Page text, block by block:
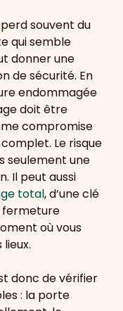
perd souvent du
qui semble
donner une
de sécurité. En
endommagée
doit être
compromise
Le risque
seulement une
Il peut aussi
total, d’une clé
fermeture
où vous
donc de vérifier
: la porte